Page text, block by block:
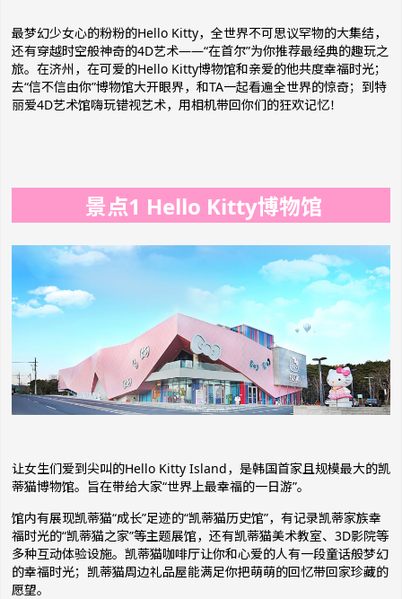
最梦幻少女心的粉粉的Hello Kitty，全世界不可思议罕物的大集结，
还有穿越时空般神奇的4D艺术——“在首尔”为你推荐最经典的趣玩之
旅。在济州，在可爱的Hello Kitty博物馆和亲爱的他共度幸福时光；
去“信不信由你”博物馆大开眼界，和TA一起看遍全世界的惊奇；到特
丽爱4D艺术馆嗨玩错视艺术，用相机带回你们的狂欢记忆！
景点1 Hello Kitty博物馆
让女生们爱到尖叫的Hello Kitty Island，是韩国首家且规模最大的凯
蒂猫博物馆。旨在带给大家“世界上最幸福的一日游”。
馆内有展现凯蒂猫“成长”足迹的“凯蒂猫历史馆”，有记录凯蒂家族幸
福时光的“凯蒂猫之家”等主题展馆，还有凯蒂猫美术教室、3D影院等
多种互动体验设施。凯蒂猫咖啡厅让你和心爱的人有一段童话般梦幻
的幸福时光；凯蒂猫周边礼品屋能满足你把萌萌的回忆带回家珍藏的
愿望。